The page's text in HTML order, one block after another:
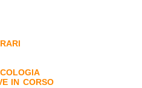
IN CORSO